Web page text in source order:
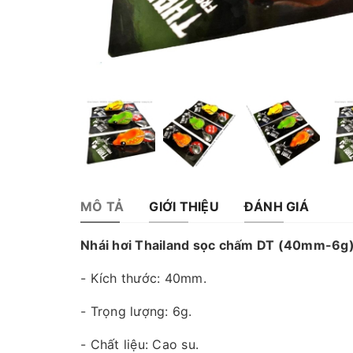
MÔ TẢ GIỚI THIỆU ĐÁNH GIÁ
Nhái hơi Thailand sọc chấm DT (40mm-
- Kích thước: 40mm.
- Trọng lượng: 6g.
- Chất liệu: Cao su.